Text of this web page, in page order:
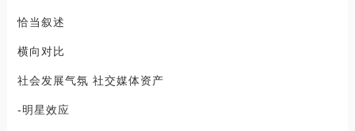
恰当叙述
横向对比
社会发展气氛 社交媒体资产
-明星效应